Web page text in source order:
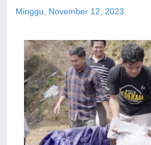
Minggu, November 12, 2023